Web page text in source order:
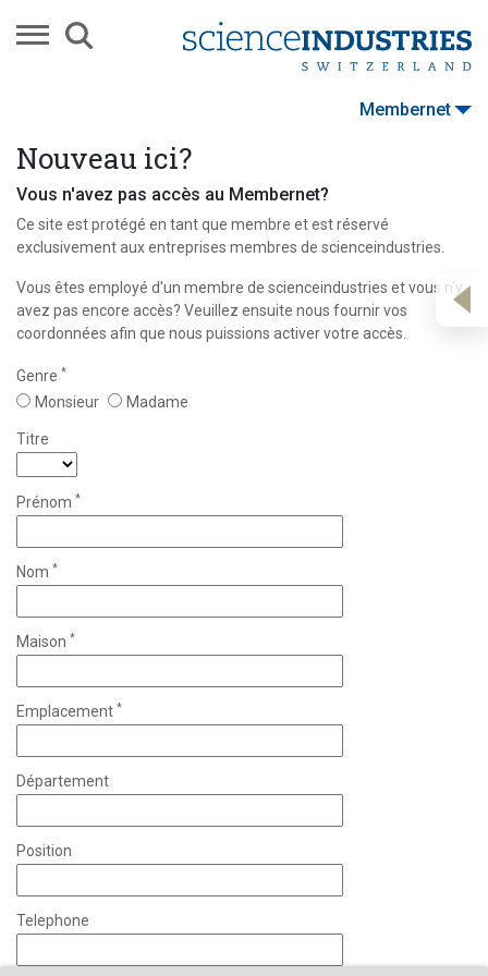
Membernet
Nouveau ici?
Vous n'avez pas accès au Membernet?
Ce site est protégé en tant que membre et est réservé
exclusivement aux entreprises membres de scienceindustries.
Vous êtes employé d'un membre de scienceindustries et vous n'y
avez pas encore accès? Veuillez ensuite nous fournir vos
coordonnées afin que nous puissions activer votre accès.
Genre *
Monsieur Madame
Titre
Prénom *
Nom *
Maison *
Emplacement *
Département
Position
Telephone